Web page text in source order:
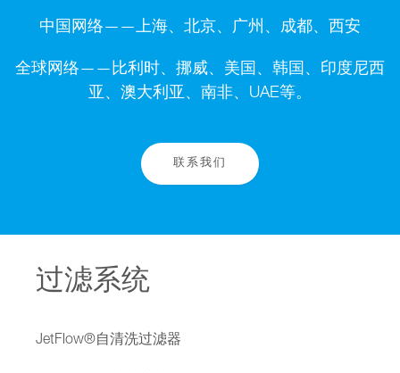
中国网络——上海、北京、广州、成都、西安
全球网络——比利时、挪威、美国、韩国、印度尼西
亚、澳大利亚、南非、UAE等。
联系我们
过滤系统
JetFlow®自清洗过滤器